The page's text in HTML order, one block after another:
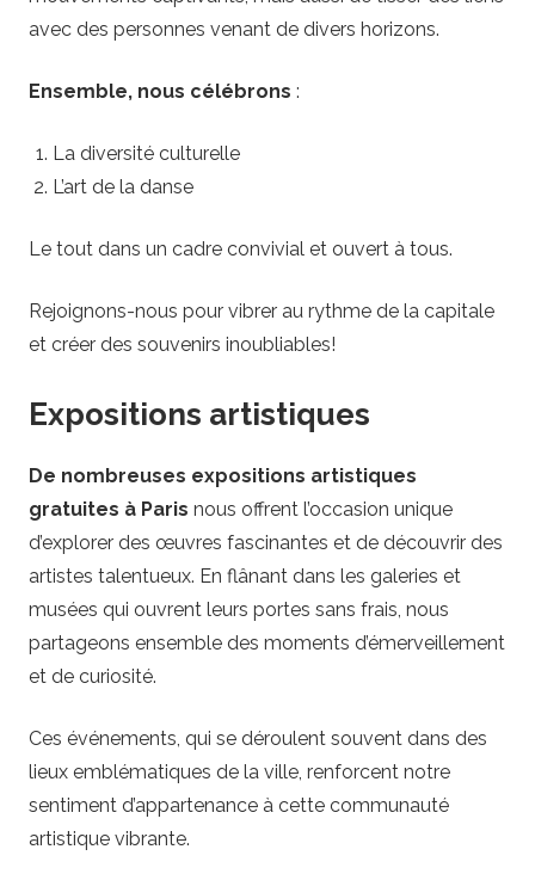
avec des personnes venant de divers horizons.
Ensemble, nous célébrons :
La diversité culturelle
L’art de la danse
Le tout dans un cadre convivial et ouvert à tous.
Rejoignons-nous pour vibrer au rythme de la capitale
et créer des souvenirs inoubliables!
Expositions artistiques
De nombreuses expositions artistiques
gratuites à Paris nous offrent l’occasion unique
d’explorer des œuvres fascinantes et de découvrir des
artistes talentueux. En flânant dans les galeries et
musées qui ouvrent leurs portes sans frais, nous
partageons ensemble des moments d’émerveillement
et de curiosité.
Ces événements, qui se déroulent souvent dans des
lieux emblématiques de la ville, renforcent notre
sentiment d’appartenance à cette communauté
artistique vibrante.